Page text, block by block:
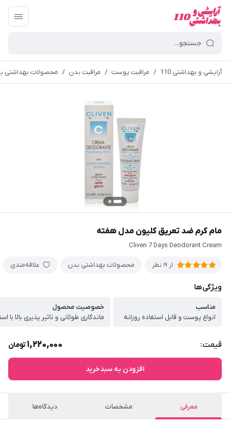
آرایشی و بهداشتی 110 / مراقبت پوست / مراقبت بدن / محصولات بهداشتی
مام کرم ضد تعریق کلیون مدل هفته
Cliven 7 Days Deodorant Cream
از 19 نظر محصولات بهداشتی بدن علاقه‌مندی
ویژگی‌ها
مناسب
انواع پوست و قابل استفاده روزانه
خصوصیت محصول
قیمت: 1,220,000تومان
افزودن به سبدخرید
معرفی مشخصات دیدگاه‌ها